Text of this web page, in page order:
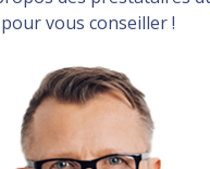
vous conseiller !